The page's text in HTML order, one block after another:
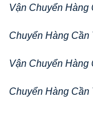
Vận Chuyển
Chuyển Hàng
Vận Chuyển
Chuyển Hàng